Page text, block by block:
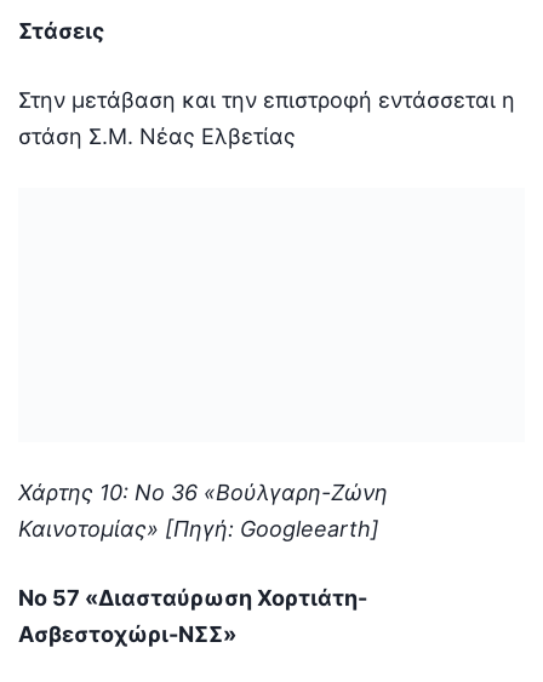
Στάσεις
Στην μετάβαση και την επιστροφή εντάσσεται η
στάση Σ.M. Νέας Ελβετίας
Χάρτης 10: Νο 36 «Βούλγαρη-Ζώνη
Καινοτομίας» [Πηγή: Googleearth]
Νο 57 «Διασταύρωση Χορτιάτη-
Ασβεστοχώρι-ΝΣΣ»